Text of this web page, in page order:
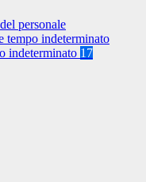
personale
tempo indeterminato
indeterminato 17